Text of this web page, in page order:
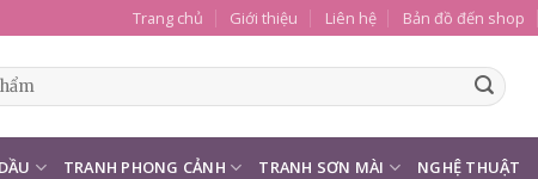
Trang chủ Giới thiệu Liên hệ Bản đồ đến shop
TRANH PHONG CẢNH TRANH SƠN MÀI NGHỆ THUẬT